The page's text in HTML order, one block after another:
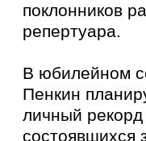
поклонников
репертуара.
В юбилейном
Пенкин
личный рекорд
состоявшихся